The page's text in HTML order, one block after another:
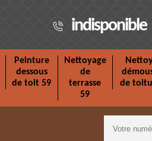
indisponible
Peinture
dessous
de toit 59
Nettoyage
de
terrasse
59
de